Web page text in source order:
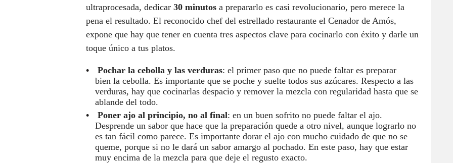
ultraprocesada, dedicar 30 minutos a prepararlo es casi revolucionario, pero merece la
pena el resultado. El reconocido chef del estrellado restaurante el Cenador de Amós,
expone que hay que tener en cuenta tres aspectos clave para cocinarlo con éxito y darle un
toque único a tus platos.
Pochar la cebolla y las verduras: el primer paso que no puede faltar es preparar
bien la cebolla. Es importante que se poche y suelte todos sus azúcares. Respecto a las
verduras, hay que cocinarlas despacio y remover la mezcla con regularidad hasta que se
ablande del todo.
Poner ajo al principio, no al final: en un buen sofrito no puede faltar el ajo.
Desprende un sabor que hace que la preparación quede a otro nivel, aunque lograrlo no
es tan fácil como parece. Es importante dorar el ajo con mucho cuidado de que no se
queme, porque si no le dará un sabor amargo al pochado. En este paso, hay que estar
muy encima de la mezcla para que deje el regusto exacto.